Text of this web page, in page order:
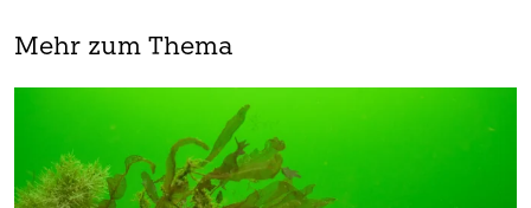
Mehr zum Thema